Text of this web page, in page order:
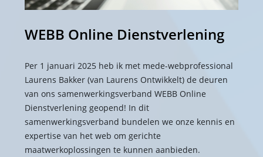
WEBB Online Dienstverlening
Per 1 januari 2025 heb ik met mede-webprofessional
Laurens Bakker (van Laurens Ontwikkelt) de deuren
van ons samenwerkingsverband WEBB Online
Dienstverlening geopend! In dit
samenwerkingsverband bundelen we onze kennis en
expertise van het web om gerichte
maatwerkoplossingen te kunnen aanbieden.